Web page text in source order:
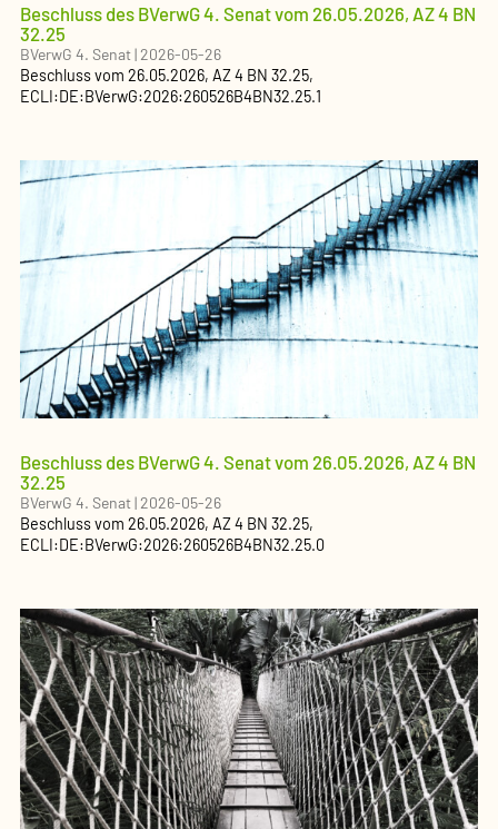
Beschluss des BVerwG 4. Senat vom 26.05.2026, AZ 4 BN
32.25
BVerwG 4. Senat|2026-05-26
Beschlussvom 26.05.2026, AZ4 BN 32.25,
ECLI:DE:BVerwG:2026:260526B4BN32.25.1
Beschluss des BVerwG 4. Senat vom 26.05.2026, AZ 4 BN
32.25
BVerwG 4. Senat|2026-05-26
Beschlussvom 26.05.2026, AZ4 BN 32.25,
ECLI:DE:BVerwG:2026:260526B4BN32.25.0